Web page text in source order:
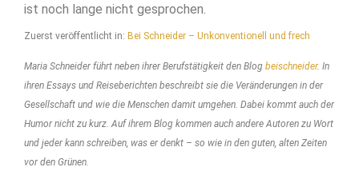
ist noch lange nicht gesprochen.
Zuerst veröffentlicht in: Bei Schneider – Unkonventionell und frech
Maria Schneider führt neben ihrer Berufstätigkeit den Blog beischneider. In
ihren Essays und Reiseberichten beschreibt sie die Veränderungen in der
Gesellschaft und wie die Menschen damit umgehen. Dabei kommt auch der
Humor nicht zu kurz. Auf ihrem Blog kommen auch andere Autoren zu Wort
und jeder kann schreiben, was er denkt – so wie in den guten, alten Zeiten
vor den Grünen.